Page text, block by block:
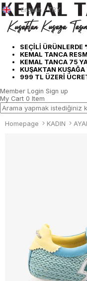
SEÇİLİ
KEMAL TANCA
KEMAL TANCA 75
KUŞAKTAN KUŞAĞA
999 TL ÜZERİ
English - TRY
Member Login Sign up
My Cart 0 Item
Homepage KADIN